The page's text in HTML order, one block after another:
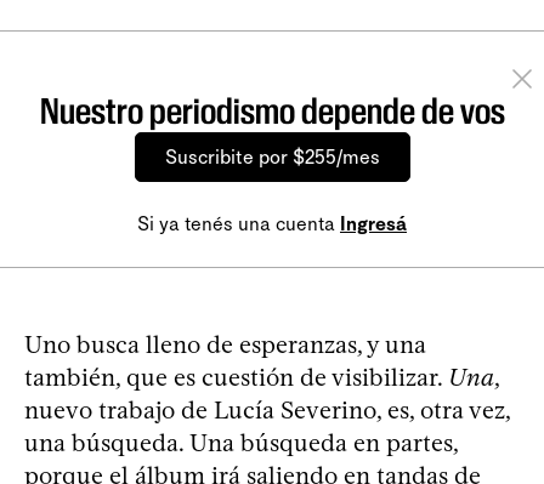
Nuestro periodismo depende de vos
Suscribite por $255/mes
Si ya tenés una cuenta Ingresá
Uno busca lleno de esperanzas, y una
también, que es cuestión de visibilizar. Una,
nuevo trabajo de Lucía Severino, es, otra vez,
una búsqueda. Una búsqueda en partes,
porque el álbum irá saliendo en tandas de